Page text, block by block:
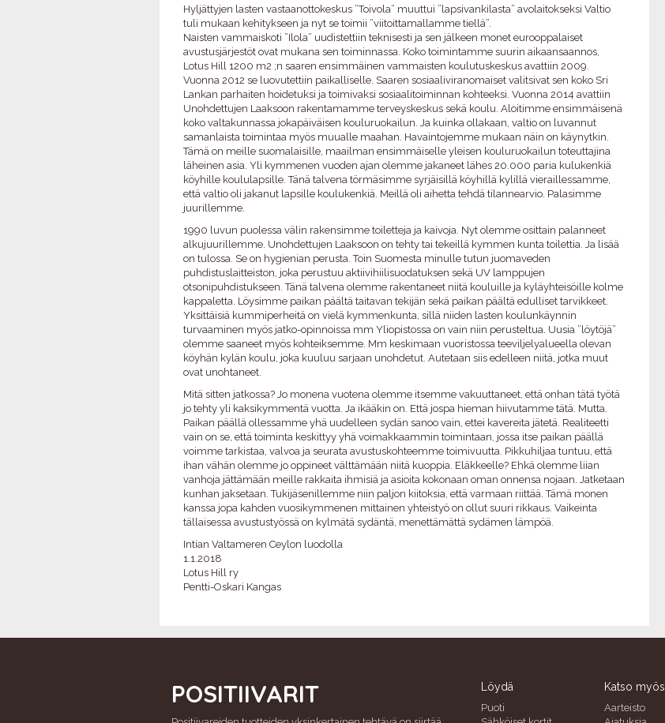
Hyljättyjen lasten vastaanottokeskus ”Toivola” muuttui ”lapsivankilasta” avolaitokseksi Valtio
tuli mukaan kehitykseen ja nyt se toimii ”viitoittamallamme tiellä”.
Naisten vammaiskoti ”Ilola” uudistettiin teknisesti ja sen jälkeen monet eurooppalaiset
avustusjärjestöt ovat mukana sen toiminnassa. Koko toimintamme suurin aikaansaannos,
Lotus Hill 1200 m2 ;n saaren ensimmäinen vammaisten koulutuskeskus avattiin 2009.
Vuonna 2012 se luovutettiin paikalliselle. Saaren sosiaaliviranomaiset valitsivat sen koko Sri
Lankan parhaiten hoidetuksi ja toimivaksi sosiaalitoiminnan kohteeksi. Vuonna 2014 avattiin
Unohdettujen Laaksoon rakentamamme terveyskeskus sekä koulu. Aloitimme ensimmäisenä
koko valtakunnassa jokapäiväisen kouluruokailun. Ja kuinka ollakaan, valtio on luvannut
samanlaista toimintaa myös muualle maahan. Havaintojemme mukaan näin on käynytkin.
Tämä on meille suomalaisille, maailman ensimmäiselle yleisen kouluruokailun toteuttajina
läheinen asia. Yli kymmenen vuoden ajan olemme jakaneet lähes 20.000 paria kulukenkiä
köyhille koululapsille. Tänä talvena törmäsimme syrjäisillä köyhillä kylillä vieraillessamme,
että valtio oli jakanut lapsille koulukenkiä. Meillä oli aihetta tehdä tilannearvio. Palasimme
juurillemme.
1990 luvun puolessa välin rakensimme toiletteja ja kaivoja. Nyt olemme osittain palanneet
alkujuurillemme. Unohdettujen Laaksoon on tehty tai tekeillä kymmen kunta toilettia. Ja lisää
on tulossa. Se on hygienian perusta. Toin Suomesta minulle tutun juomaveden
puhdistuslaitteiston, joka perustuu aktiivihiilisuodatuksen sekä UV lamppujen
otsonipuhdistukseen. Tänä talvena olemme rakentaneet niitä kouluille ja kyläyhteisöille kolme
kappaletta. Löysimme paikan päältä taitavan tekijän sekä paikan päältä edulliset tarvikkeet.
Yksittäisiä kummiperheitä on vielä kymmenkunta, sillä niiden lasten koulunkäynnin
turvaaminen myös jatko-opinnoissa mm Yliopistossa on vain niin perusteltua. Uusia ”löytöjä”
olemme saaneet myös kohteiksemme. Mm keskimaan vuoristossa teeviljelyalueella olevan
köyhän kylän koulu, joka kuuluu sarjaan unohdetut. Autetaan siis edelleen niitä, jotka muut
ovat unohtaneet.
Mitä sitten jatkossa? Jo monena vuotena olemme itsemme vakuuttaneet, että onhan tätä työtä
jo tehty yli kaksikymmentä vuotta. Ja ikääkin on. Että jospa hieman hiivutamme tätä. Mutta.
Paikan päällä ollessamme yhä uudelleen sydän sanoo vain, ettei kavereita jätetä. Realiteetti
vain on se, että toiminta keskittyy yhä voimakkaammin toimintaan, jossa itse paikan päällä
voimme tarkistaa, valvoa ja seurata avustuskohteemme toimivuutta. Pikkuhiljaa tuntuu, että
ihan vähän olemme jo oppineet välttämään niitä kuoppia. Eläkkeelle? Ehkä olemme liian
vanhoja jättämään meille rakkaita ihmisiä ja asioita kokonaan oman onnensa nojaan. Jatketaan
kunhan jaksetaan. Tukijäsenillemme niin paljon kiitoksia, että varmaan riittää. Tämä monen
kanssa jopa kahden vuosikymmenen mittainen yhteistyö on ollut suuri rikkaus. Vaikeinta
tällaisessa avustustyössä on kylmätä sydäntä, menettämättä sydämen lämpöä.
Intian Valtameren Ceylon luodolla
1.1.2018
Lotus Hill ry
Pentti-Oskari Kangas
POSITIIVARIT Löydä
Puoti
Katso myös
Aarteisto